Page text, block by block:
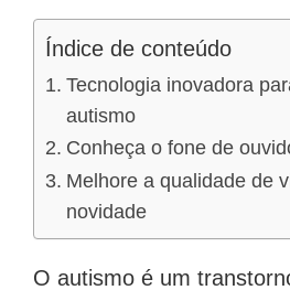
Índice de conteúdo
Tecnologia inovadora
autismo
Conheça o fone de
Melhore a qualidade de
novidade
O autismo é um